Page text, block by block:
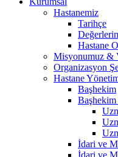
Hastanemiz
Tarihçe
Hastane
Misyonumuz &
Organizasyon
Hastane
Başhekim
Başhekim
İdari ve
İdari ve